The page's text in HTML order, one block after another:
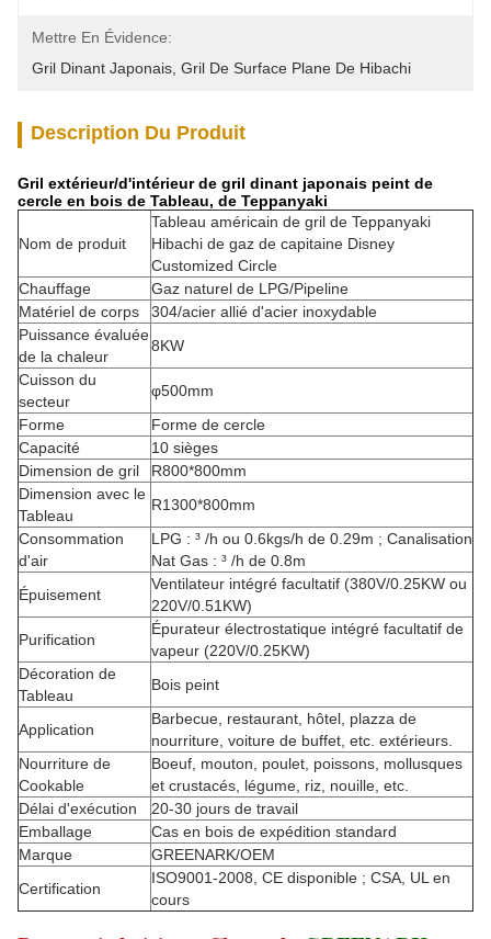
Mettre En Évidence:
Gril Dinant Japonais Gril De Surface Plane De Hibachi
Description Du Produit
Gril extérieur/d'intérieur de gril dinant japonais peint de
cercle en bois de Tableau, de Teppanyaki
Nom de produit
Tableau américain de gril de Teppanyaki
Hibachi de gaz de capitaine Disney
Customized Circle
Chauffage
Gaz naturel de LPG/Pipeline
Matériel de corps
304/acier allié d'acier inoxydable
Puissance évaluée
de la chaleur
8KW
Cuisson du
secteur
φ500mm
Forme
Forme de cercle
Capacité
10 sièges
Dimension de gril
R800*800mm
Dimension avec le
Tableau
R1300*800mm
Consommation
d'air
LPG : ³ /h ou 0.6kgs/h de 0.29m ; Canalisation
Nat Gas : ³ /h de 0.8m
Épuisement
Ventilateur intégré facultatif (380V/0.25KW ou
220V/0.51KW)
Purification
Épurateur électrostatique intégré facultatif de
vapeur (220V/0.25KW)
Décoration de
Tableau
Bois peint
Application
Barbecue, restaurant, hôtel, plazza de
nourriture, voiture de buffet, etc. extérieurs.
Nourriture de
Cookable
Boeuf, mouton, poulet, poissons, mollusques
et crustacés, légume, riz, nouille, etc.
Délai d'exécution
20-30 jours de travail
Emballage
Cas en bois de expédition standard
Marque
GREENARK/OEM
Certification
ISO9001-2008, CE disponible ; CSA, UL en
cours